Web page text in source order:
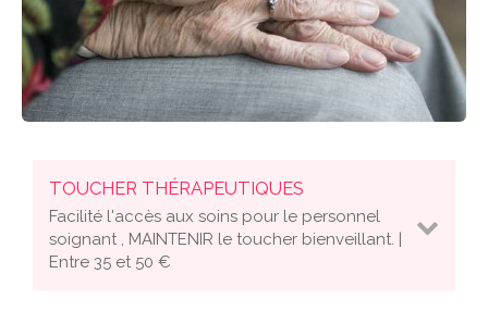
TOUCHER THÉRAPEUTIQUES
Facilité l'accès aux soins pour le personnel
soignant , MAINTENIR le toucher bienveillant. |
Entre 35 et 50 €